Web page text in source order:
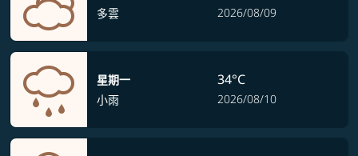
多雲
2026/08/09
星期一
小雨
34°C
2026/08/10